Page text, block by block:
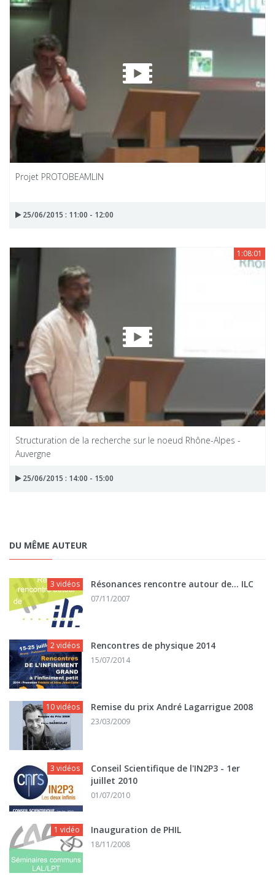
Projet PROTOBEAMLIN
25/06/2015 : 11:00 - 12:00
1:08:01
Structuration de la recherche sur le noeud Rhône-Alpes -
Auvergne
25/06/2015 : 14:00 - 15:00
DU MÊME AUTEUR
3 vidéos Résonances rencontre autour de... ILC
07/11/2007
2 vidéos Rencontres de physique 2014
15/07/2014
10 vidéos Remise du prix André Lagarrigue 2008
23/03/2009
3 vidéos
Conseil Scientifique de l'IN2P3 - 1er
juillet 2010
01/07/2010
1 vidéo Inauguration de PHIL
18/11/2008